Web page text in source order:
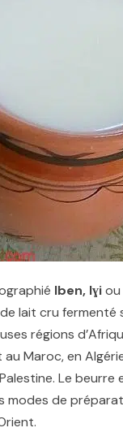
lben, Iɣiou
lait cru fermenté
régions
Maroc, en
Le
modes de